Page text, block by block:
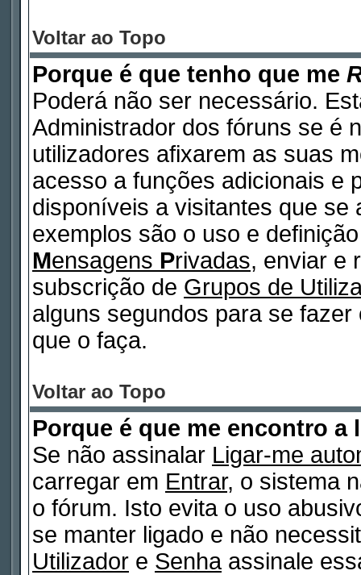
Voltar ao Topo
Porque é que tenho que me
Poderá não ser necessário.
Administrador dos fóruns se é
utilizadores afixarem as suas
acesso a funções adicionais e
disponíveis a visitantes que se
exemplos são o uso e
Mensagens Privadas, enviar e
subscrição de Grupos de
alguns segundos para se
que o faça.
Voltar ao Topo
Porque é que me encontro
Se não assinalar Ligar-me
carregar em Entrar, o sistema
o fórum. Isto evita o uso
se manter ligado e não
Utilizador e Senhaassinale